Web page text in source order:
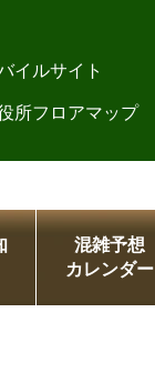
イルサイト
所フロアマップ
混雑予想
カレンダー